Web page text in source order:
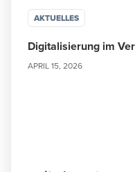
AKTUELLES
Digitalisierung im
APRIL 15, 2026